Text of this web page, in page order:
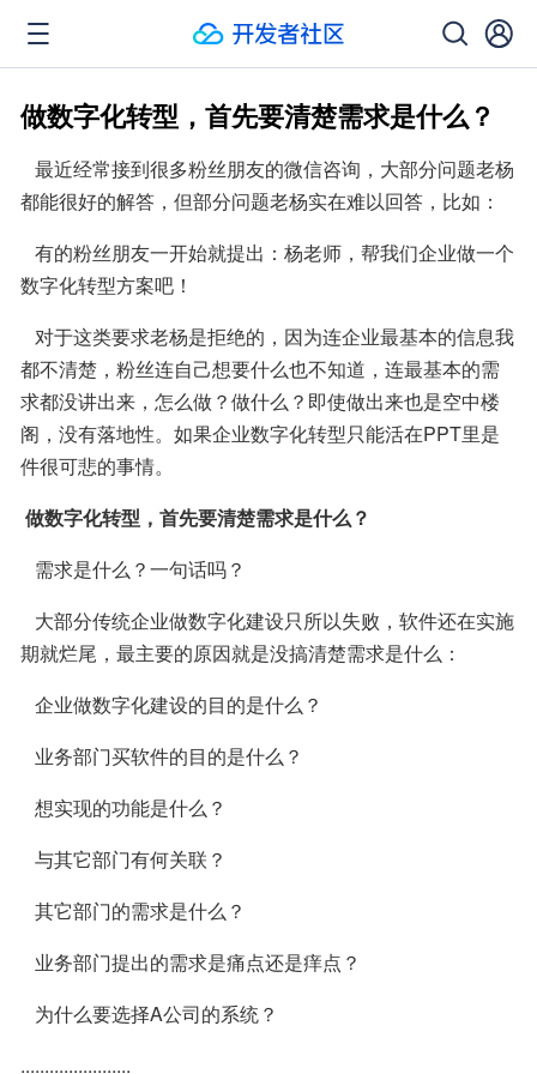
做数字化转型，首先要清楚需求是什么？
都能很好的解答，但部分问题老杨实在难以回答，比如：
数字化转型方案吧！
都不清楚，粉丝连自己想要什么也不知道，连最基本的需
求都没讲出来，怎么做？做什么？即使做出来也是空中楼
阁，没有落地性。如果企业数字化转型只能活在PPT里是
件很可悲的事情。
做数字化转型，首先要清楚需求是什么？
需求是什么？一句话吗？
期就烂尾，最主要的原因就是没搞清楚需求是什么：
企业做数字化建设的目的是什么？
业务部门买软件的目的是什么？
想实现的功能是什么？
与其它部门有何关联？
其它部门的需求是什么？
业务部门提出的需求是痛点还是痒点？
为什么要选择A公司的系统？
.......................